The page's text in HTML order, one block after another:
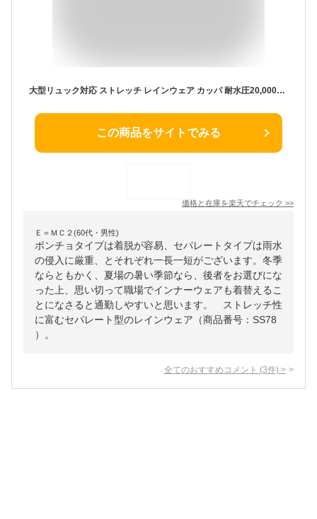
大型リュック対応 ストレッチ レインウェア カッパ 耐水圧20,000mm カーキ ブラック 黒 反射 自転車 用 ヘルメット 対応 フード 再帰 反射 バックパック対応 レインウェア 自転車 高校生 通学用 レインコート リュッ
この商品をサイトでみる
価格と在庫を楽天でチェック >>
Ｅ＝ＭＣ２(60代・男性)
ポンチョタイプは着脱が容易、セパレートタイプは雨水
の侵入に厳重、とそれぞれ一長一短がございます。冬季
ならともかく、夏場の暑い季節なら、後者をお選びにな
った上、思い切って職場でインナーウェアも着替えるこ
とになさると通勤しやすいと思います。 ストレッチ性
に富むセパレート型のレインウェア（商品番号：SS78
）。
全てのおすすめコメント (3件) >